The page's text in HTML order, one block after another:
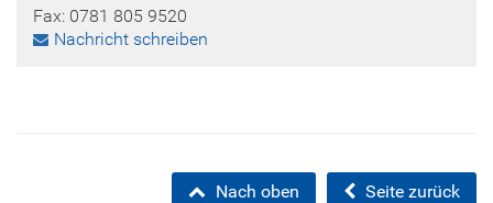
Fax: 0781 805 9520
Nachricht schreiben
Seite zurück
Nach oben